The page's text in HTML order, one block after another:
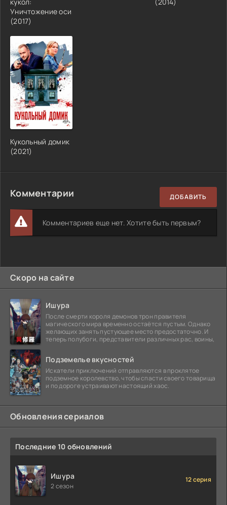
Уничтожение оси
(2017)
Кукольный домик
(2021)
Комментарии ДОБАВИТЬ
Комментариев еще нет. Хотите быть первым?
Скоро на сайте
Ишура
После смерти короля демонов трон правителя
магического мира временно остаётся пустым. Однако
желающих занять пустующее место предостаточно. И
теперь полубоги, представители различных рас, воины,
Подземелье вкусностей
Искатели приключений отправляются в проклятое
подземное королевство, чтобы спасти своего товарища
и по дороге устраивают настоящий хаос.
Обновления сериалов
Последние 10 обновлений
Ишура
2 сезон
12 серия